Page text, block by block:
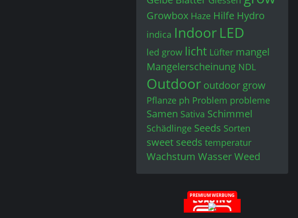
Growbox Haze Hilfe Hydro
indica IndoorLED
led grow licht Lüfter mangel
Mangelerscheinung NDL
Outdoor outdoor grow
Pflanze ph Problem probleme
Samen Sativa Schimmel
Schädlinge Seeds Sorten
sweet seeds temperatur
Wachstum WasserWeed
PREMIUM WERBUNG